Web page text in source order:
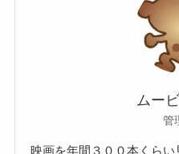
ムー
管
映画を年間３００本くらい